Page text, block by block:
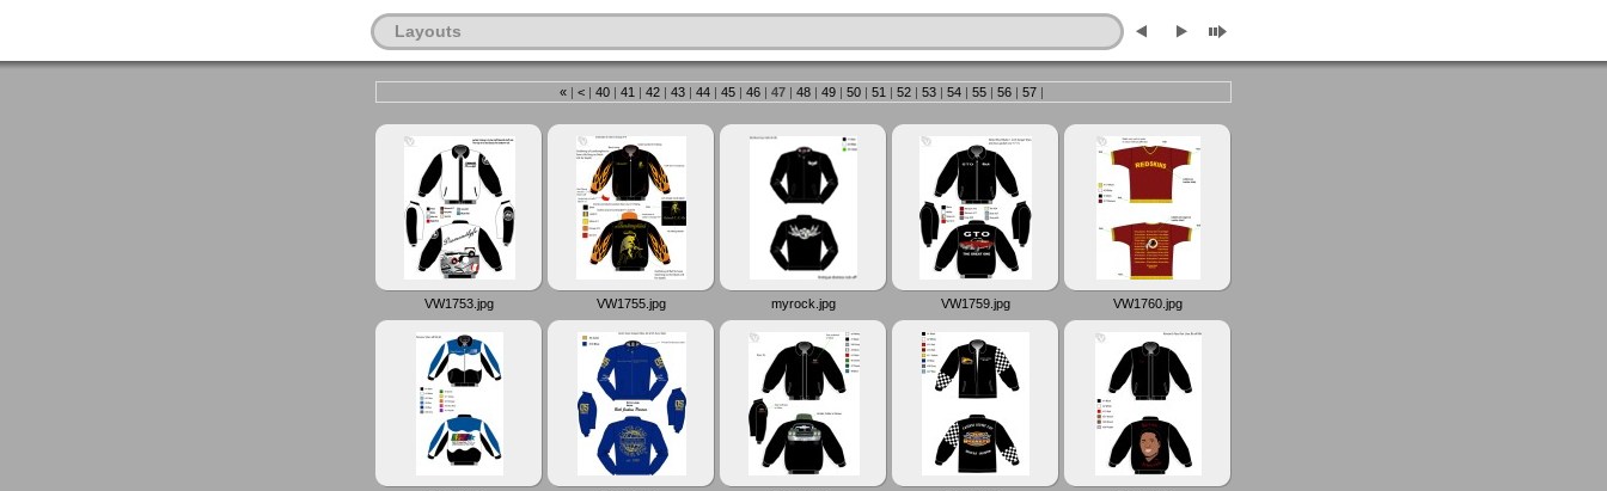
Layouts
« | < | 40 | 41 | 42 | 43 | 44 | 45 | 46 | 47 | 48 | 49 | 50 | 51 | 52 | 53 | 54 | 55 | 56 | 57 |
VW1753.jpg VW1755.jpg myrock.jpg VW1759.jpg VW1760.jpg